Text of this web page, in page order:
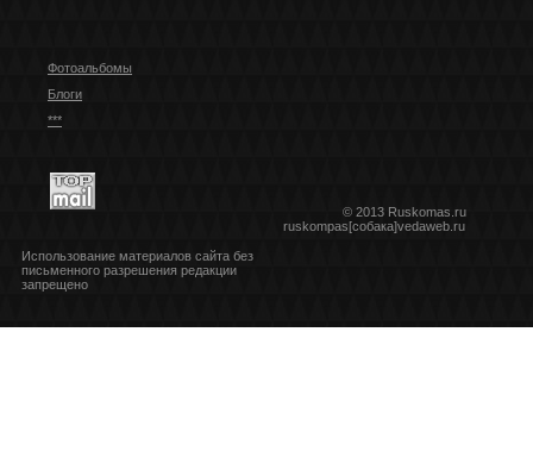
Фотоальбомы
Блоги
***
© 2013 Ruskomas.ru
ruskompas[собака]vedaweb.ru
Использование материалов сайта без
письменного разрешения редакции
запрещено